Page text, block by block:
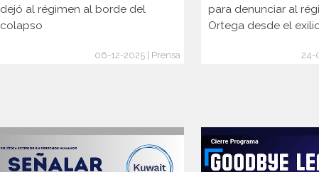
dejó al régimen al borde del
colapso
06-12-2025 | Prensa
para denunciar al
Ortega desde el
24-